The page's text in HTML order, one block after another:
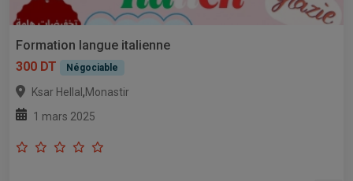
Formation langue italienne
300 DT
Négociable
Ksar Hellal ,Monastir
1 mars 2025